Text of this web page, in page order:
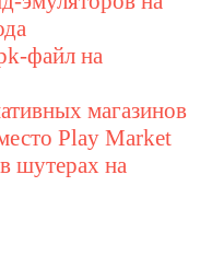
файл на
магазинов
Play Market
шутерах на